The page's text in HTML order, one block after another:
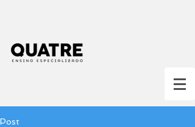
Post